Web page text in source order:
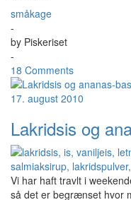
småkage
-
by Piskeriset
-
18 Comments
17. august 2010
Lakridsis og
Vi har haft travlt i
så det er begrænset hvor